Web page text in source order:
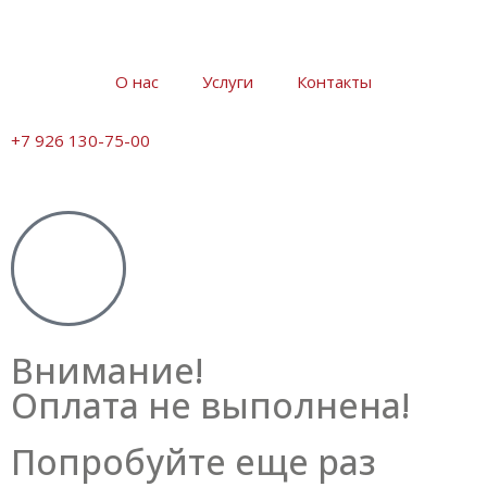
О нас Услуги Контакты
+7 926 130-75-00
Внимание!
Оплата не выполнена!
Попробуйте еще раз